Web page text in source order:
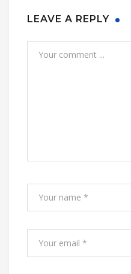
LEAVE A REPLY